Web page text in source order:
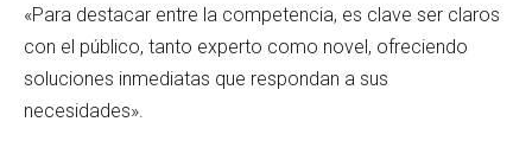
«Para destacar entre la competencia, es clave ser claros
con el público, tanto experto como novel, ofreciendo
soluciones inmediatas que respondan a sus
necesidades».